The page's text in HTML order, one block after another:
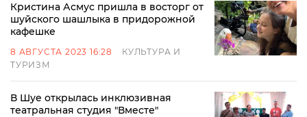
Кристина Асмус пришла в восторг от
шуйского шашлыка в придорожной
кафешке
8 АВГУСТА 2023 16:28
КУЛЬТУРА И
ТУРИЗМ
В Шуе открылась инклюзивная
театральная студия "Вместе"